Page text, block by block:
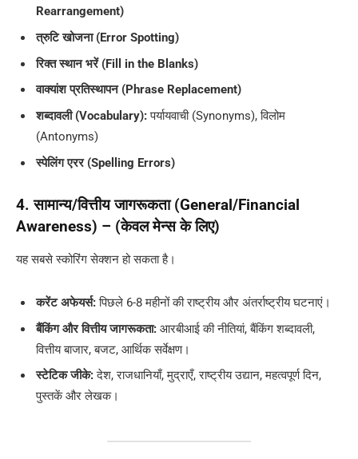
Rearrangement)
त्रुटि खोजना (Error Spotting)
रिक्त स्थान भरें (Fill in the Blanks)
वाक्यांश प्रतिस्थापन (Phrase Replacement)
शब्दावली (Vocabulary):पर्यायवाची (Synonyms), विलोम
(Antonyms)
स्पेलिंग एरर (Spelling Errors)
4. सामान्य/वित्तीय जागरूकता (General/Financial
Awareness) – (केवल मेन्स के लिए)
यह सबसे स्कोरिंग सेक्शन हो सकता है।
करेंट अफेयर्स:पिछले 6-8 महीनों की राष्ट्रीय और अंतर्राष्ट्रीय घटनाएं।
बैंकिंग और वित्तीय जागरूकता: आरबीआई की नीतियां, बैंकिंग शब्दावली,
वित्तीय बाजार, बजट, आर्थिक सर्वेक्षण।
स्टेटिक जीके:देश, राजधानियाँ, मुद्राएँ, राष्ट्रीय उद्यान, महत्वपूर्ण दिन,
पुस्तकें और लेखक।